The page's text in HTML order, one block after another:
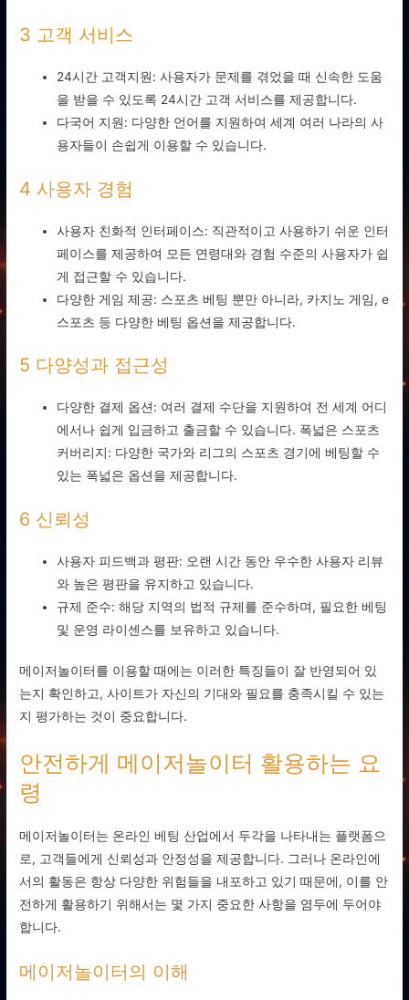
3 고객 서비스
24시간 고객지원: 사용자가 문제를 겪었을 때 신속한 도움
을 받을 수 있도록 24시간 고객 서비스를 제공합니다.
다국어 지원: 다양한 언어를 지원하여 세계 여러 나라의 사
용자들이 손쉽게 이용할 수 있습니다.
4 사용자 경험
사용자 친화적 인터페이스: 직관적이고 사용하기 쉬운 인터
페이스를 제공하여 모든 연령대와 경험 수준의 사용자가 쉽
게 접근할 수 있습니다.
다양한 게임 제공: 스포츠 베팅 뿐만 아니라, 카지노 게임, e
스포츠 등 다양한 베팅 옵션을 제공합니다.
5 다양성과 접근성
다양한 결제 옵션: 여러 결제 수단을 지원하여 전 세계 어디
에서나 쉽게 입금하고 출금할 수 있습니다. 폭넓은 스포츠
커버리지: 다양한 국가와 리그의 스포츠 경기에 베팅할 수
있는 폭넓은 옵션을 제공합니다.
6 신뢰성
사용자 피드백과 평판: 오랜 시간 동안 우수한 사용자 리뷰
와 높은 평판을 유지하고 있습니다.
규제 준수: 해당 지역의 법적 규제를 준수하며, 필요한 베팅
및 운영 라이센스를 보유하고 있습니다.
메이저놀이터를 이용할 때에는 이러한 특징들이 잘 반영되어 있
는지 확인하고, 사이트가 자신의 기대와 필요를 충족시킬 수 있는
지 평가하는 것이 중요합니다.
안전하게 메이저놀이터 활용하는 요
령
메이저놀이터는 온라인 베팅 산업에서 두각을 나타내는 플랫폼으
로, 고객들에게 신뢰성과 안정성을 제공합니다. 그러나 온라인에
서의 활동은 항상 다양한 위험들을 내포하고 있기 때문에, 이를 안
전하게 활용하기 위해서는 몇 가지 중요한 사항을 염두에 두어야
합니다.
메이저놀이터의 이해